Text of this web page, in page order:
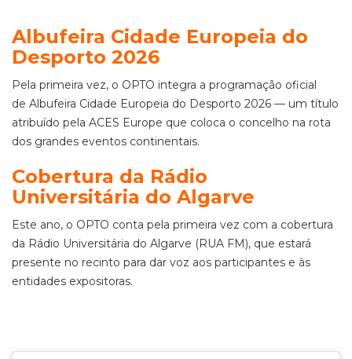
Albufeira Cidade Europeia do
Desporto 2026
Pela primeira vez, o OPTO integra a programação oficial
de Albufeira Cidade Europeia do Desporto 2026 — um título
atribuído pela ACES Europe que coloca o concelho na rota
dos grandes eventos continentais.
Cobertura da Rádio
Universitária do Algarve
Este ano, o OPTO conta pela primeira vez com a cobertura
da Rádio Universitária do Algarve (RUA FM), que estará
presente no recinto para dar voz aos participantes e às
entidades expositoras.